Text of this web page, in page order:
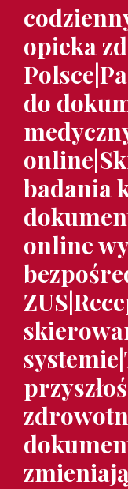
opieka
do
badania
online